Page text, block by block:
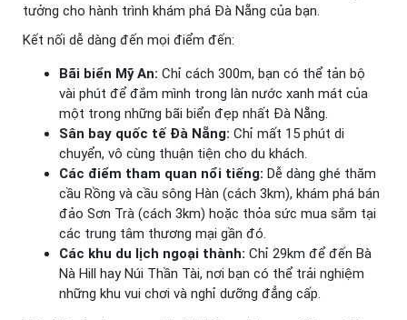
tưởng cho hành trình khám phá Đà Nẵng của bạn.
Kết nối dễ dàng đến mọi điểm đến:
Bãi biển Mỹ An: Chỉ cách 300m, bạn có thể tản bộ
vài phút để đắm mình trong làn nước xanh mát của
một trong những bãi biển đẹp nhất Đà Nẵng.
Sân bay quốc tế Đà Nẵng: Chỉ mất 15 phút di
chuyển, vô cùng thuận tiện cho du khách.
Các điểm tham quan nổi tiếng: Dễ dàng ghé thăm
cầu Rồng và cầu sông Hàn (cách 3km), khám phá bán
đảo Sơn Trà (cách 3km) hoặc thỏa sức mua sắm tại
các trung tâm thương mại gần đó.
Các khu du lịch ngoại thành: Chỉ 29km để đến Bà
Nà Hill hay Núi Thần Tài, nơi bạn có thể trải nghiệm
những khu vui chơi và nghỉ dưỡng đẳng cấp.